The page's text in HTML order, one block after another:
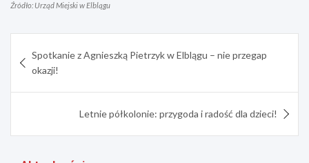
Źródło: Urząd Miejski w Elblągu
wpisu
Spotkanie z Agnieszką Pietrzyk w Elblągu – nie przegap
okazji!
Letnie półkolonie: przygoda i radość dla dzieci!